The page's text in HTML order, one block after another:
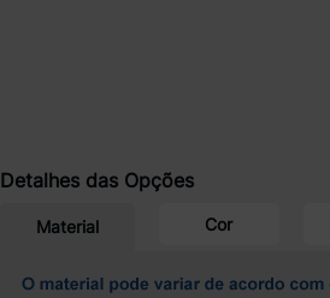
Detalhes das Opções
Material Cor